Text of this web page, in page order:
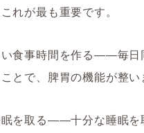
れが最も重要です。
食事時間を作る――毎日
とで、脾胃の機能が整い
を取る――十分な睡眠を